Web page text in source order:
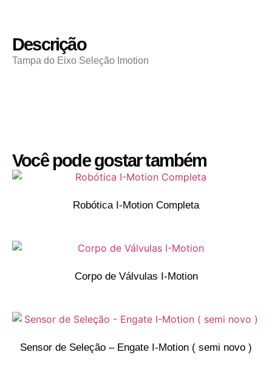
Descrição
Tampa do Eixo Seleção Imotion
Você pode gostar também
Robótica I-Motion Completa
Corpo de Válvulas I-Motion
Sensor de Seleção – Engate I-Motion ( semi novo )